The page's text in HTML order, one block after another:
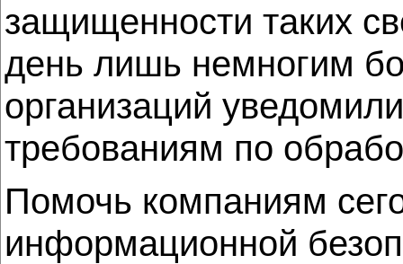
защищенности таких
день лишь немногим
организаций
требованиям по
Помочь компаниям
информационной